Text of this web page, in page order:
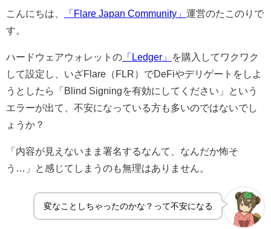
こんにちは、 「Flare Japan Community」 運営のたこのりで
す。
ハードウェアウォレットの 「Ledger」
を購入してワクワク
して設定し、いざFlare（FLR）でDeFiやデリゲートをしよ
うとしたら「Blind Signingを有効にしてください」という
エラーが出て、不安になっている方も多いのではないでし
ょうか？
「内容が見えないまま署名するなんて、なんだか怖そ
う…」と感じてしまうのも無理はありません。
変なことしちゃったのかな？って不安になる